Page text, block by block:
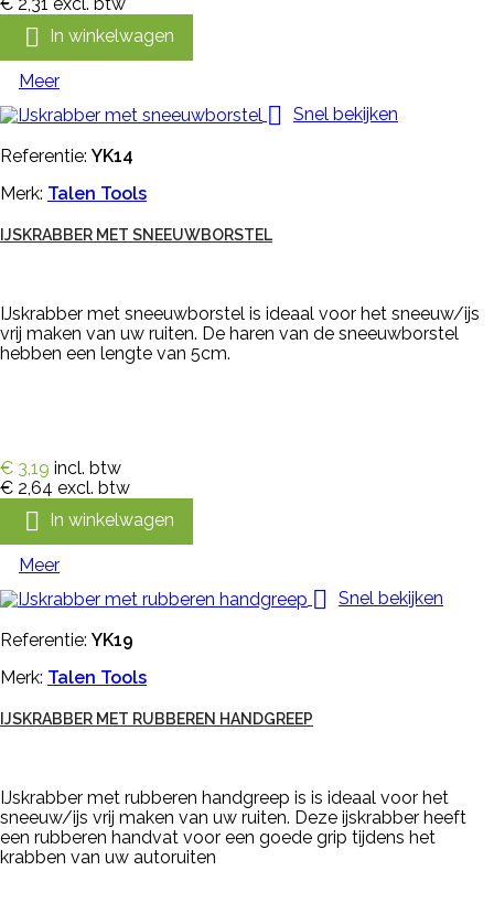
 In winkelwagen
Meer
 Snel bekijken
Referentie: YK14
Merk: Talen Tools
IJSKRABBER MET SNEEUWBORSTEL
IJskrabber met sneeuwborstel is ideaal voor het sneeuw/ijs
vrij maken van uw ruiten. De haren van de sneeuwborstel
hebben een lengte van 5cm.
€ 3,19 incl. btw
€ 2,64 excl. btw
 In winkelwagen
Meer
 Snel bekijken
Referentie: YK19
Merk: Talen Tools
IJSKRABBER MET RUBBEREN HANDGREEP
IJskrabber met rubberen handgreep is is ideaal voor het
sneeuw/ijs vrij maken van uw ruiten. Deze ijskrabber heeft
een rubberen handvat voor een goede grip tijdens het
krabben van uw autoruiten